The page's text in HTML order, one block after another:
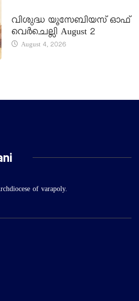
വിശുദ്ധ യൂസേബിയസ് ഓഫ്
വെർചെല്ലി August 2
August 4, 2026
of varapoly.